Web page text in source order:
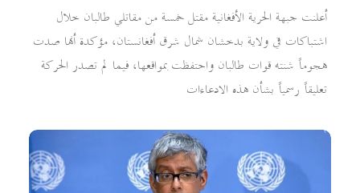
أعلنت جبهة الحرية الأفغانية مقتل خمسة من مقاتلي طالبان خلال
اشتباكات في ولاية بدخشان شمال شرق أفغانستان، مؤكدة أنها صدت
هجوماً شنته قوات طالبان واحتفظت بمواقعها، فيما لم تصدر الحركة
تعليقاً رسمياً بشأن هذه الادعاءات